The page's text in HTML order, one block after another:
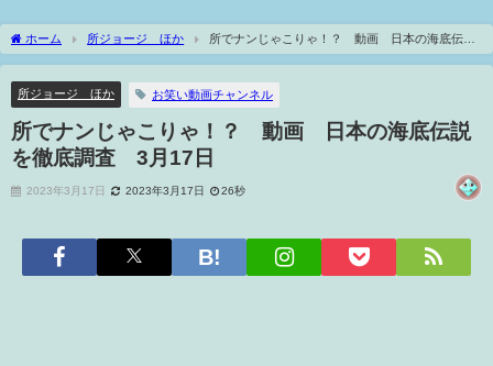
ホーム 所ジョージ ほか
所でナンじゃこりゃ！？ 動画 日本の海底伝説
を徹底調査 3月17日
所ジョージ ほか お笑い動画チャンネル
所でナンじゃこりゃ！？ 動画 日本の海底伝説
を徹底調査 3月17日
2023年3月17日 2023年3月17日 26秒